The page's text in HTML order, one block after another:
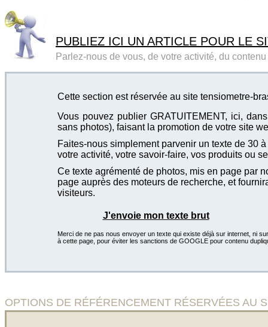
PUBLIEZ ICI UN ARTICLE POUR LE
Parlez-nous de vous, de votre activité, du
Cette section est réservée au site tensiometre-
Vous pouvez publier GRATUITEMENT, ici,
sans photos), faisant la promotion de votre site
Faites-nous simplement parvenir un texte de 30
votre activité, votre savoir-faire, vos produits ou
Ce texte agrémenté de photos, mis en page par
page auprès des moteurs de recherche, et
visiteurs.
J'envoie mon texte brut
Merci de ne pas nous envoyer un texte qui existe déjà sur internet, ni
à cette page, pour éviter les sanctions de GOOGLE pour contenu
OPTIONS DE RÉFÉRENCEMENT RÉSERVÉES AU